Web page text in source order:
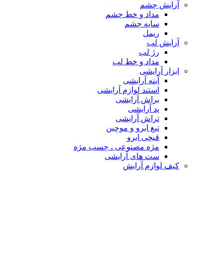
آرایش چشم
مداد و خط چشم
سایه چشم
ریمل
آرایش لب
رژ لب
مداد و خط لب
ابزار آرایشی
آینه آرایشی
استند لوازم آرایشی
براش آرایشی
پد آرایشی
تراش آرایشی
تیغ ابرو و موچین
قیچی ابرو
مژه مصنوعی ، چسب مژه
ست های آرایشی
کیف لوازم آرایش